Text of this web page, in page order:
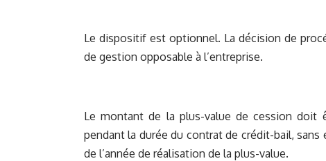
Le dispositif est optionnel. La décision de
de gestion opposable à l’entreprise.
Le montant de la plus-value de cession doit
pendant la durée du contrat de crédit-bail,
de l’année de réalisation de la plus-value.